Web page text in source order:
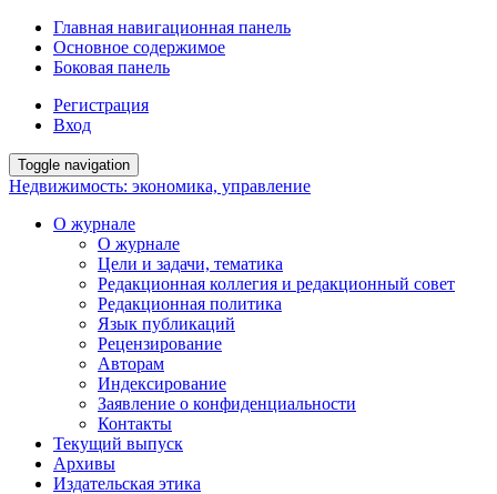
Главная навигационная панель
Основное содержимое
Боковая панель
Регистрация
Вход
Toggle navigation
Недвижимость: экономика, управление
О журнале
О журнале
Цели и задачи, тематика
Редакционная коллегия и редакционный совет
Редакционная политика
Язык публикаций
Рецензирование
Авторам
Индексирование
Заявление о конфиденциальности
Контакты
Текущий выпуск
Архивы
Издательская этика